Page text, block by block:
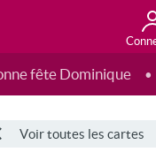
fête Dominique
Voir toutes les cartes